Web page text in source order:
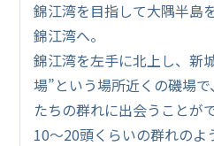
錦江湾を目指して大隅半島
錦江湾へ。
錦江湾を左手に北上し、新
場”という場所近くの磯場
たちの群れに出会うことが
10～20頭くらいの群れのよ